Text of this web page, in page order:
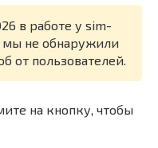
в работе у sim-
не обнаружили
от пользователей.
на кнопку, чтобы